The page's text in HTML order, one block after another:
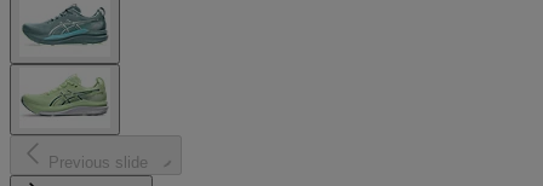
Previous slide